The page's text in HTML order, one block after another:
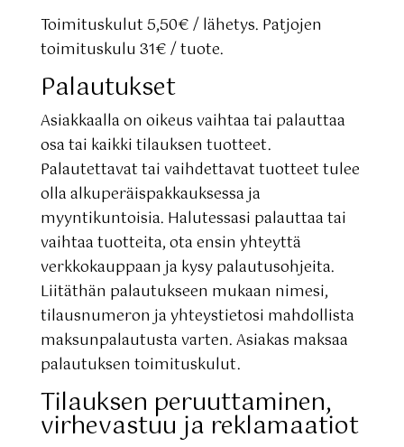
Toimituskulut 5,50€ / lähetys. Patjojen
toimituskulu 31€ / tuote.
Palautukset
Asiakkaalla on oikeus vaihtaa tai palauttaa
osa tai kaikki tilauksen tuotteet.
Palautettavat tai vaihdettavat tuotteet tulee
olla alkuperäispakkauksessa ja
myyntikuntoisia. Halutessasi palauttaa tai
vaihtaa tuotteita, ota ensin yhteyttä
verkkokauppaan ja kysy palautusohjeita.
Liitäthän palautukseen mukaan nimesi,
tilausnumeron ja yhteystietosi mahdollista
maksunpalautusta varten. Asiakas maksaa
palautuksen toimituskulut.
Tilauksen peruuttaminen,
virhevastuu ja reklamaatiot